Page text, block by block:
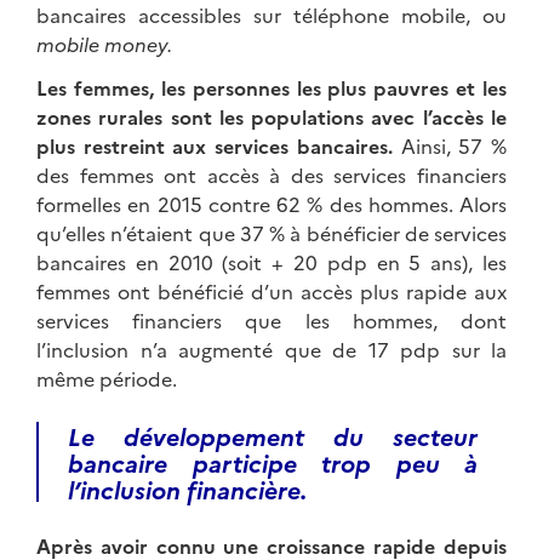
bancaires accessibles sur téléphone mobile, ou
mobile money.
Les femmes, les personnes les plus pauvres et les
zones rurales sont les populations avec l’accès le
plus restreint aux services bancaires. Ainsi, 57 %
des femmes ont accès à des services financiers
formelles en 2015 contre 62 % des hommes. Alors
qu’elles n’étaient que 37 % à bénéficier de services
bancaires en 2010 (soit + 20 pdp en 5 ans), les
femmes ont bénéficié d’un accès plus rapide aux
services financiers que les hommes, dont
l’inclusion n’a augmenté que de 17 pdp sur la
même période.
Le développement du secteur
bancaire participe trop peu à
l’inclusion financière.
Après avoir connu une croissance rapide depuis